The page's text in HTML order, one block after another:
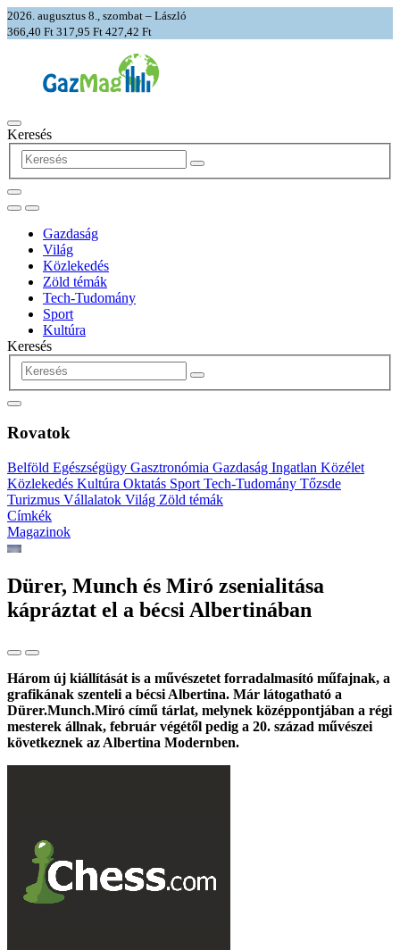
2026. augusztus 8., szombat – László
366,40 Ft 317,95 Ft 427,42 Ft
Keresés
Gazdaság
Világ
Közlekedés
Zöld témák
Tech-Tudomány
Sport
Kultúra
Keresés
Rovatok
Belföld Egészségügy Gasztronómia Gazdaság Ingatlan Közélet
Közlekedés Kultúra Oktatás Sport Tech-Tudomány Tőzsde
Turizmus Vállalatok Világ Zöld témák
Címkék
Magazinok
Dürer, Munch és Miró zsenialitása
kápráztat el a bécsi Albertinában
Három új kiállítását is a művészetet forradalmasító műfajnak, a
grafikának szenteli a bécsi Albertina. Már látogatható a
Dürer.Munch.Miró című tárlat, melynek középpontjában a régi
mesterek állnak, február végétől pedig a 20. század művészei
következnek az Albertina Modernben.